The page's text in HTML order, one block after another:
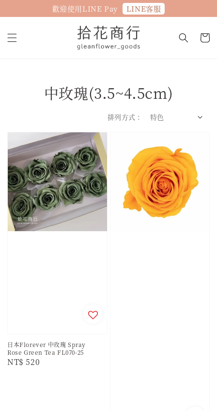
歡迎使用LINE Pay LINE客服
中玫瑰(3.5~4.5cm)
排列方式 :
日本Florever 中玫瑰 Spray
Rose Green Tea FL070-25
Regular
NT$ 520